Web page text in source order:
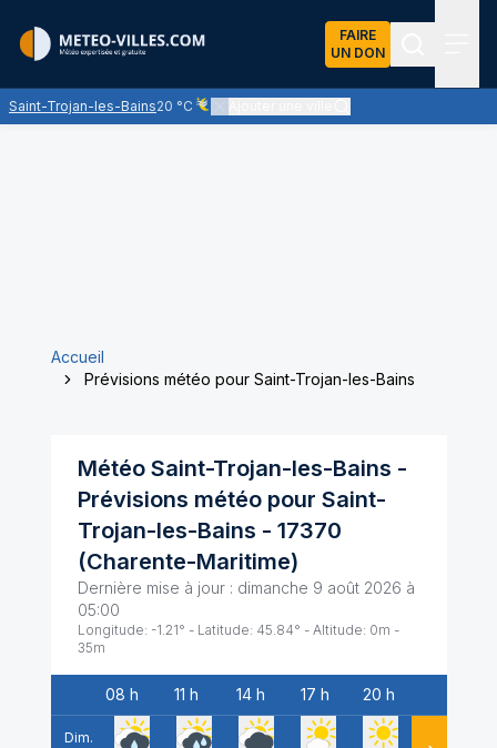
FAIRE
UN DON
Saint-Trojan-les-Bains20 °C
Ciel voilé par des nuages d'altitude,
Accueil
Prévisions météo pour Saint-Trojan-les-Bains
Météo Saint-Trojan-les-Bains -
Prévisions météo pour Saint-
Trojan-les-Bains - 17370
(Charente-Maritime)
Dernière mise à jour : dimanche 9 août 2026 à
05:00
Longitude: -1.21° - Latitude: 45.84° - Altitude: 0m -
35m
Date
08 h 11 h 14 h 17 h 20 h
Dim.